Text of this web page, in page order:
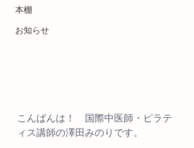
本棚
お知らせ
こんばんは！　国際中医師・ピラテ
ィス講師の澤田みのりです。